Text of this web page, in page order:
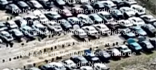
No te preocupes si has perdido el título,
aún podemos comprar tu vehículo.
Si el vehículo tiene más de diez años,
podemos utilizar tu
Registro de Vehículo del Estado de
Carolina del Norte.